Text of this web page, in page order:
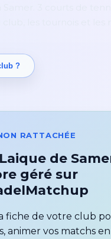
?
RATTACHÉE
de
géré sur
fiche de votre club
animer vos matchs